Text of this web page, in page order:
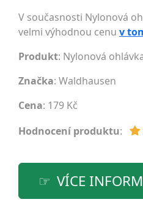
V současnosti Nylonová
velmi výhodnou cenu v
Produkt: Nylonová
Značka: Waldhausen
Cena: 179 Kč
Hodnocení produktu:
VÍCE